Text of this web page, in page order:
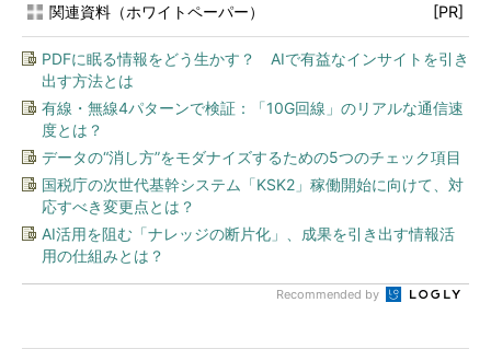
関連資料（ホワイトペーパー） [PR]
PDFに眠る情報をどう生かす？ AIで有益なインサイトを引き
出す方法とは
有線・無線4パターンで検証：「10G回線」のリアルな通信速
度とは？
データの“消し方”をモダナイズするための5つのチェック項目
国税庁の次世代基幹システム「KSK2」稼働開始に向けて、対
応すべき変更点とは？
AI活用を阻む「ナレッジの断片化」、成果を引き出す情報活
用の仕組みとは？
Recommended by